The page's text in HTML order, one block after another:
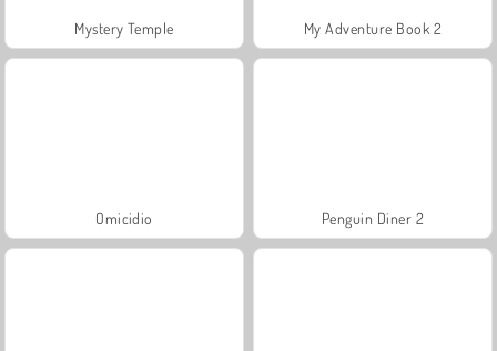
Mystery Temple My Adventure Book 2
Omicidio Penguin Diner 2